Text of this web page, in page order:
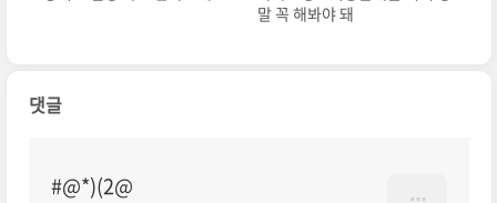
말 꼭 해봐야 돼
댓글
#@*)(2@